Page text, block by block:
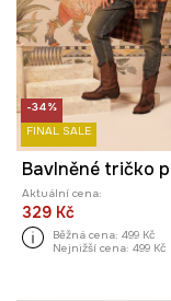
-34%
FINAL SALE
Aktuální cena:
329 Kč
Běžná cena: 499 Kč
Nejnižší cena: 499 Kč